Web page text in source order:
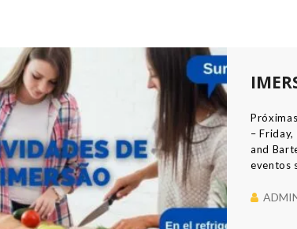
–
and
eventos
significa